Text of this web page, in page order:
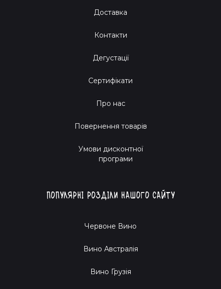
Доставка
Контакти
Дегустації
Сертифікати
Про нас
Повернення товарів
Умови дисконтної
програми
Популярні розділи нашого сайту
Червоне Вино
Вино Австралія
Вино Грузія